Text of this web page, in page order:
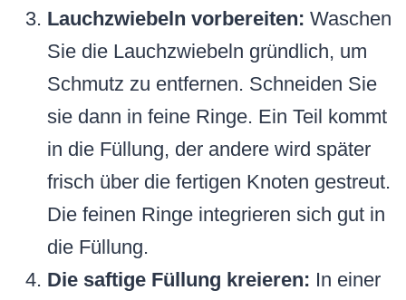
Lauchzwiebeln vorbereiten: Waschen
Sie die Lauchzwiebeln gründlich, um
Schmutz zu entfernen. Schneiden Sie
sie dann in feine Ringe. Ein Teil kommt
in die Füllung, der andere wird später
frisch über die fertigen Knoten gestreut.
Die feinen Ringe integrieren sich gut in
die Füllung.
Die saftige Füllung kreieren: In einer